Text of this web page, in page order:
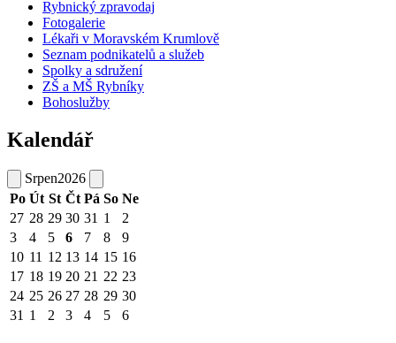
Rybnický zpravodaj
Fotogalerie
Lékaři v Moravském Krumlově
Seznam podnikatelů a služeb
Spolky a sdružení
ZŠ a MŠ Rybníky
Bohoslužby
Kalendář
Srpen2026
Po Út St Čt Pá So Ne
27 28 29 30 31 1
2
3
4 5 6 7 8
9
10 11 12 13 14 15 16
17 18 19 20 21 22 23
24 25 26 27 28 29 30
31 1 2 3 4 5 6